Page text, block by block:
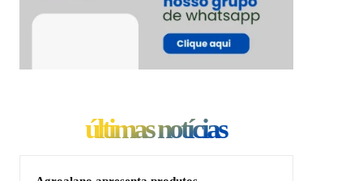
últimas notícias